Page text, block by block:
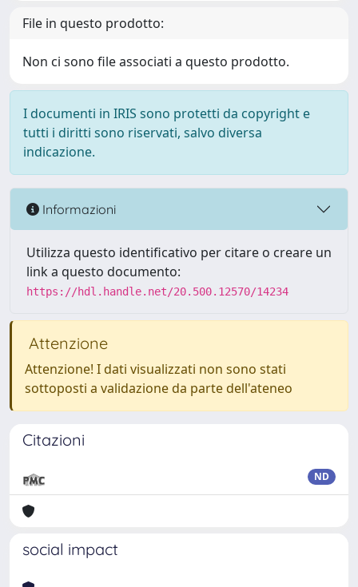
File in questo prodotto:
Non ci sono file associati a questo prodotto.
I documenti in IRIS sono protetti da copyright e
tutti i diritti sono riservati, salvo diversa
indicazione.
Informazioni
Utilizza questo identificativo per citare o creare un
link a questo documento:
https://hdl.handle.net/20.500.12570/14234
Attenzione
Attenzione! I dati visualizzati non sono stati
sottoposti a validazione da parte dell'ateneo
Citazioni
ND
social impact